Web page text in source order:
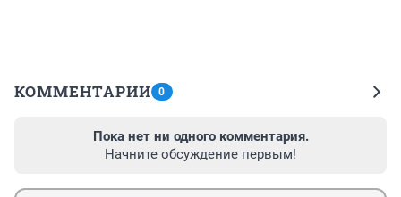
КОММЕНТАРИИ 0
Пока нет ни одного комментария.
Начните обсуждение первым!